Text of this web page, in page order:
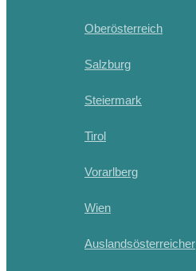
Oberösterreich
Salzburg
Steiermark
Tirol
Vorarlberg
Wien
Auslandsösterreicher